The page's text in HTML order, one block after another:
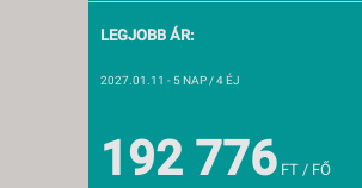
LEGJOBB ÁR:
2027.01.11 - 5 NAP / 4 ÉJ
192 776 FT / FŐ